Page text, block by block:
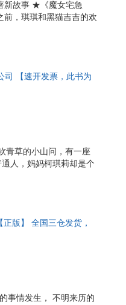
新故事 ★《魔女宅急
，琪琪和黑猫吉吉的欢
，也可以像琪琪的世
相认识了，用只有他们
司 【速开发票，此书为
青草的小山问，有一座
人，妈妈柯琪莉却是个
当一个魔女。可她并不
得制药太麻烦了，没有
版】 全国三仓发货，
事情发生， 不明来历的